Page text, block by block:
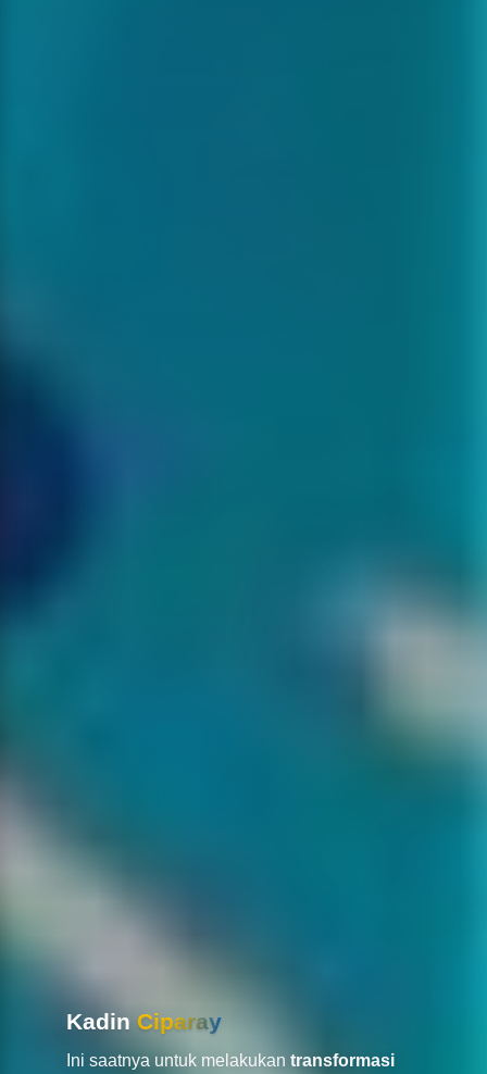
KadinCiparay
Ini saatnya untuk melakukantransformasi